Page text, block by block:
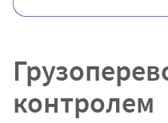
доставку груза в
у нас через
контролем